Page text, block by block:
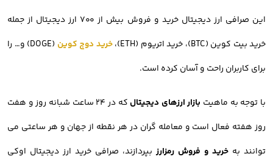
این صرافی ارز دیجیتال خرید و فروش بیش از ۷۰۰ ارز دیجیتال از جمله
خرید بیت کوین (BTC)، خرید اتریوم (ETH)،
خرید دوج کوین
(DOGE) و… را
برای کاربران راحت و آسان کرده است.
با توجه به ماهیت بازار ارزهای دیجیتال
که در ۲۴ ساعت شبانه روز و هفت
روز هفته فعال است و معامله گران در هر نقطه از جهان و هر ساعتی می
توانند به خرید و فروش رمزارز بپردازند، صرافی خرید ارز دیجیتال اوکی